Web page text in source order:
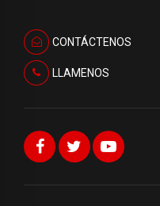
CONTÁCTENOS
LLAMENOS